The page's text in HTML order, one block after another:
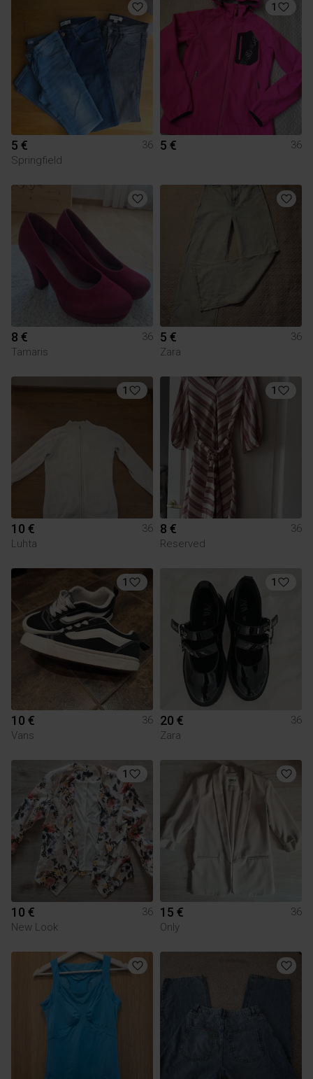
5 €
36
Springfield
1
5 € 36
8 €
36
Tamaris
5 €
36
Zara
1
10 €
36
Luhta
1
8 €
36
Reserved
1
10 €
36
Vans
1
20 €
36
Zara
1
10 €
36
New Look
15 €
36
Only